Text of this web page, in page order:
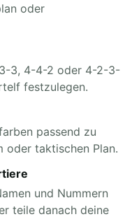
oder
3, 4-4-2 oder 4-2-3-
festzulegen.
passend zu
oder taktischen Plan.
und Nummern
teile danach deine